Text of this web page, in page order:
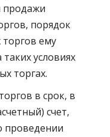
продажи
порядок
ему
условиях
торгах.
в срок, в
счет,
проведении